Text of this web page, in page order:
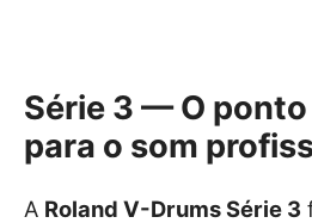
Série 3 — O
para o som
A Roland V-Drums Série 3